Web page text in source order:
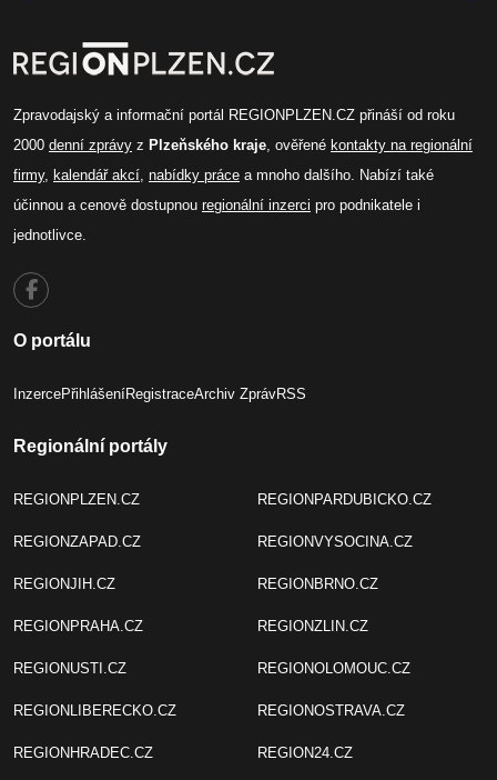
Zpravodajský a informační portál REGIONPLZEN.CZ přináší od roku
2000 denní zprávy z Plzeňského kraje, ověřené kontakty na regionální
firmy, kalendář akcí, nabídky práce a mnoho dalšího. Nabízí také
účinnou a cenově dostupnou regionální inzerci pro podnikatele i
jednotlivce.
O portálu
InzercePřihlášeníRegistraceArchiv ZprávRSS
Regionální portály
REGIONPLZEN.CZ
REGIONZAPAD.CZ
REGIONJIH.CZ
REGIONPRAHA.CZ
REGIONUSTI.CZ
REGIONLIBERECKO.CZ
REGIONHRADEC.CZ
REGIONPARDUBICKO.CZ
REGIONVYSOCINA.CZ
REGIONBRNO.CZ
REGIONZLIN.CZ
REGIONOLOMOUC.CZ
REGIONOSTRAVA.CZ
REGION24.CZ